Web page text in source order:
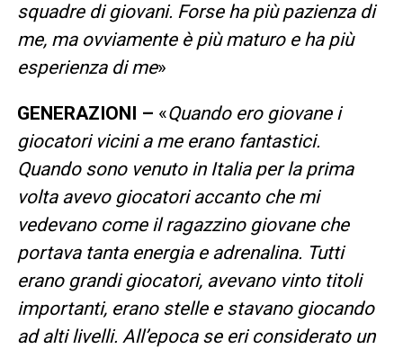
squadre di giovani. Forse ha più pazienza di
me, ma ovviamente è più maturo e ha più
esperienza di me»
GENERAZIONI – «Quando ero giovane i
giocatori vicini a me erano fantastici.
Quando sono venuto in Italia per la prima
volta avevo giocatori accanto che mi
vedevano come il ragazzino giovane che
portava tanta energia e adrenalina. Tutti
erano grandi giocatori, avevano vinto titoli
importanti, erano stelle e stavano giocando
ad alti livelli. All’epoca se eri considerato un